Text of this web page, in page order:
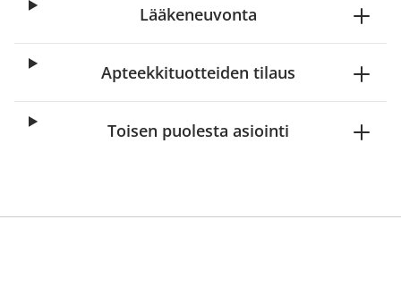
Lääkeneuvonta
Apteekkituotteiden tilaus
Toisen puolesta asiointi